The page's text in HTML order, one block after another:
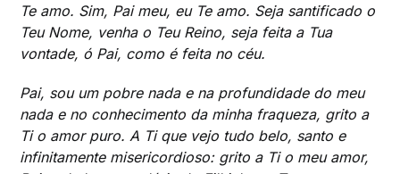
Te amo. Sim, Pai meu, eu Te amo. Seja santificado o
Teu Nome, venha o Teu Reino, seja feita a Tua
vontade, ó Pai, como é feita no céu.
Pai, sou um pobre nada e na profundidade do meu
nada e no conhecimento da minha fraqueza, grito a
Ti o amor puro. A Ti que vejo tudo belo, santo e
infinitamente misericordioso: grito a Ti o meu amor,